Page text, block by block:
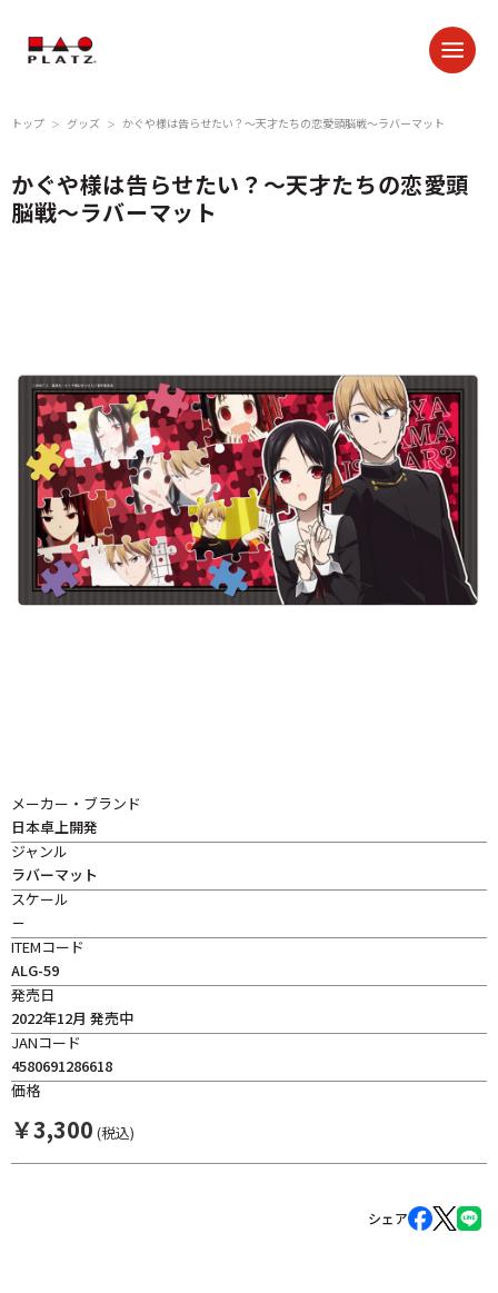
トップ ＞ グッズ ＞ かぐや様は告らせたい？～天才たちの恋愛頭脳戦～ラバーマット
かぐや様は告らせたい？～天才たちの恋愛頭
脳戦～ラバーマット
メーカー・ブランド
日本卓上開発
ジャンル
ラバーマット
スケール
－
ITEMコード
ALG-59
発売日
2022年12月 発売中
JANコード
4580691286618
価格
￥3,300 (税込)
シェア